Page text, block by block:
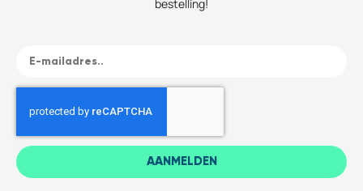
bestelling!
AANMELDEN